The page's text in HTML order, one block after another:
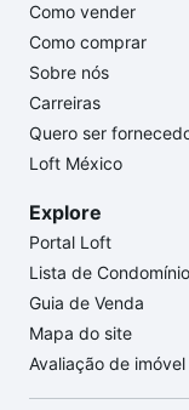
Como vender
Como comprar
Sobre nós
Carreiras
Quero ser
Loft México
Explore
Portal Loft
Lista de
Guia de Venda
Mapa do site
Avaliação de imóvel